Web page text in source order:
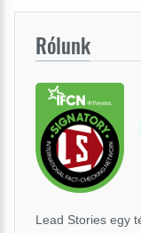
Rólunk
Lead Stories egy